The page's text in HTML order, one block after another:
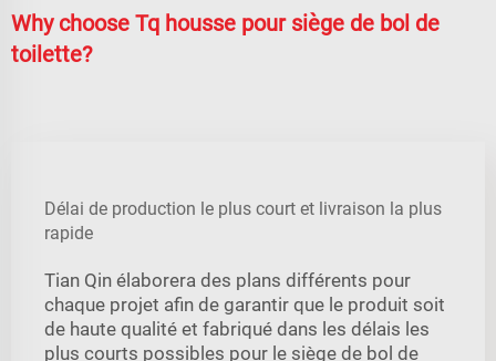
Why choose Tq housse pour siège de bol de
toilette?
Délai de production le plus court et livraison la plus
rapide
Tian Qin élaborera des plans différents pour
chaque projet afin de garantir que le produit soit
de haute qualité et fabriqué dans les délais les
plus courts possibles pour le siège de bol de